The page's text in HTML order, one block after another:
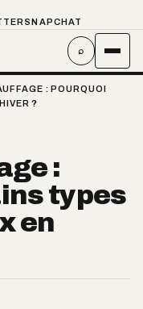
SNAPCHAT
⌕
: POURQUOI
?
:
types
en